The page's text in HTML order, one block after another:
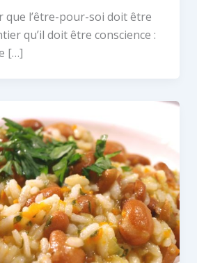
que l’être-pour-soi doit être
qu’il doit être conscience :
[…]